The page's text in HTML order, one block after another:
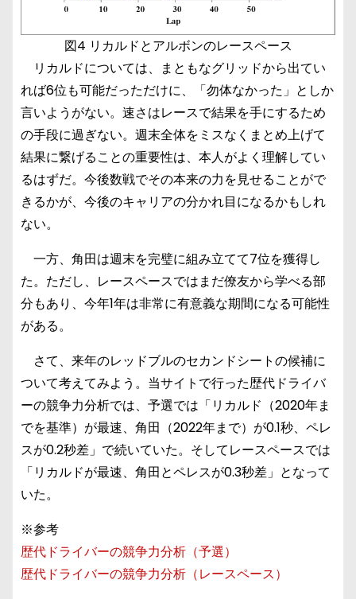
図4 リカルドとアルボンのレースペース
リカルドについては、まともなグリッドから出てい
れば6位も可能だっただけに、「勿体なかった」としか
言いようがない。速さはレースで結果を手にするため
の手段に過ぎない。週末全体をミスなくまとめ上げて
結果に繋げることの重要性は、本人がよく理解してい
るはずだ。今後数戦でその本来の力を見せることがで
きるかが、今後のキャリアの分かれ目になるかもしれ
ない。
一方、角田は週末を完璧に組み立てて7位を獲得し
た。ただし、レースペースではまだ僚友から学べる部
分もあり、今年1年は非常に有意義な期間になる可能性
がある。
さて、来年のレッドブルのセカンドシートの候補に
ついて考えてみよう。当サイトで行った歴代ドライバ
ーの競争力分析では、予選では「リカルド（2020年ま
でを基準）が最速、角田（2022年まで）が0.1秒、ペレ
スが0.2秒差」で続いていた。そしてレースペースでは
「リカルドが最速、角田とペレスが0.3秒差」となって
いた。
※参考
歴代ドライバーの競争力分析（予選）
歴代ドライバーの競争力分析（レースペース）